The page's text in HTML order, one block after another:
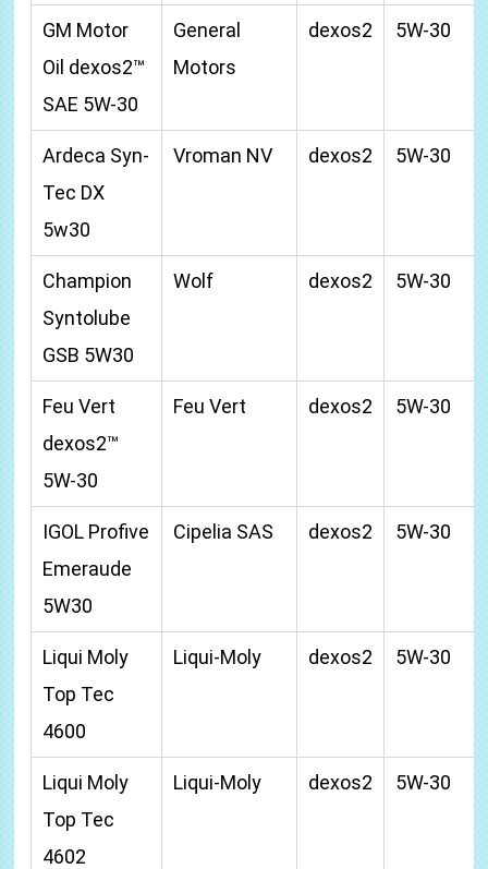
GM Motor
Oil dexos2™
SAE 5W-30
General
Motors
dexos2 5W-30
Ardeca Syn-
Tec DX
5w30
Vroman NV dexos2 5W-30
Champion
Syntolube
GSB 5W30
Wolf dexos2 5W-30
Feu Vert
dexos2™
5W-30
Feu Vert dexos2 5W-30
IGOL Profive
Emeraude
5W30
Cipelia SAS dexos2 5W-30
Liqui Moly
Top Tec
4600
Liqui-Moly dexos2 5W-30
Liqui Moly
Top Tec
4602
Liqui-Moly dexos2 5W-30